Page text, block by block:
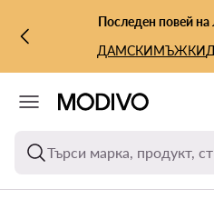
КЪМ ОСНОВНОТО
КЪМ ТЪРСЕНЕПоследен повей
ДАМСКИМЪЖКИ
Търси марка, продукт,